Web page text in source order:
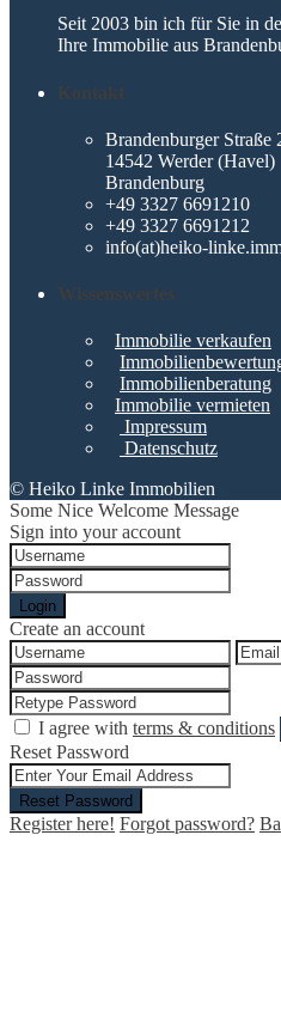
Seit 2003 bin ich für Sie in
Ihre Immobilie aus
Kontakt
Brandenburger Straße
14542 Werder (Havel)
Brandenburg
+49 3327 6691210
+49 3327 6691212
info(at)heiko-
Wissenswertes
Immobilie verkaufen
Immobilienberatung
Immobilie vermieten
Impressum
Datenschutz
© Heiko Linke Immobilien
Some Nice Welcome Message
Sign into your account
Login
Create an account
I agree with terms & conditions
Reset Password
Reset Password
Register here! Forgot password?